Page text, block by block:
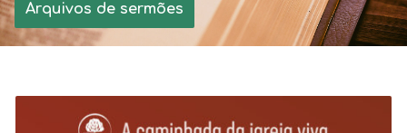
Arquivos de sermões